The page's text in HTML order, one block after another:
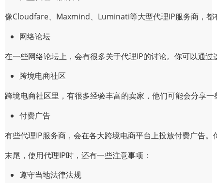
像Cloudfare、Maxmind、Luminati等大型代理IP服务商，
网络论坛
在一些网络论坛上，会有很多关于代理IP的讨论。你可以通
跨境电商社区
跨境电商社区里，有很多经验丰富的卖家，他们可能会分享
付费广告
有些代理IP服务商，会在各大跨境电商平台上投放付费广告
末尾，使用代理IP时，还有一些注意事项：
遵守当地法律法规